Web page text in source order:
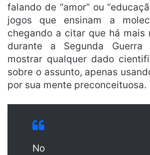
falando de “amor” ou
jogos que ensinam a
chegando a citar que há mais
durante a Segunda Guerra
mostrar qualquer dado
sobre o assunto, apenas
por sua mente preconceituosa.
No